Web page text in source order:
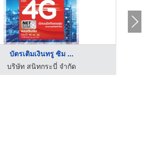
บัตรเติมเงินทรู ซิม ...
บริษัท สนิทกระบี่ จำกัด